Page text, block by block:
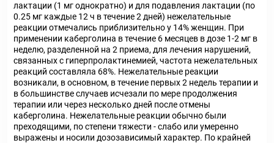
лактации (1 мг однократно) и для подавления лактации (по
0.25 мг каждые 12 ч в течение 2 дней) нежелательные
реакции отмечались приблизительно у 14% женщин. При
применении каберголина в течение 6 месяцев в дозе 1-2 мг в
неделю, разделенной на 2 приема, для лечения нарушений,
связанных с гиперпролактинемией, частота нежелательных
реакций составляла 68%. Нежелательные реакции
возникали, в основном, в течение первых 2 недель терапии и
в большинстве случаев исчезали по мере продолжения
терапии или через несколько дней после отмены
каберголина. Нежелательные реакции обычно были
преходящими, по степени тяжести - слабо или умеренно
выражены и носили дозозависимый характер. По крайней